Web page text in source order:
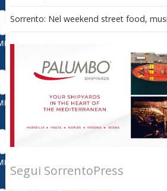
Sorrento: Nel weekend street food,
Segui SorrentoPress